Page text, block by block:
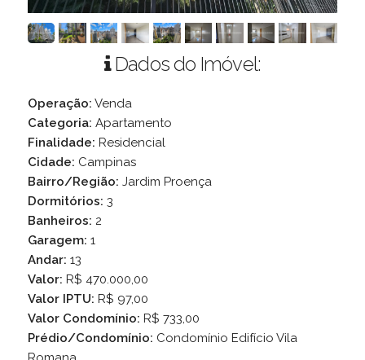
Dados do Imóvel:
Operação: Venda
Categoria: Apartamento
Finalidade: Residencial
Cidade: Campinas
Bairro/Região: Jardim Proença
Dormitórios: 3
Banheiros: 2
Garagem: 1
Andar: 13
Valor: R$ 470.000,00
Valor IPTU: R$ 97,00
Valor Condomínio: R$ 733,00
Prédio/Condomínio: Condomínio Edifício Vila